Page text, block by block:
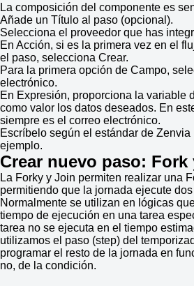
La composición del componente es
Añade un Título al paso (opcional).
Selecciona el proveedor que has
En Acción, si es la primera vez en el
el paso, selecciona Crear.
Para la primera opción de Campo,
electrónico.
En Expresión, proporciona la variable
como valor los datos deseados. En
siempre es el correo electrónico.
Escríbelo según el estándar de
ejemplo.
Crear nuevo paso: Fork
La Forky y Join permiten realizar una
permitiendo que la jornada ejecute
Normalmente se utilizan en lógicas
tiempo de ejecución en una tarea
tarea no se ejecuta en el tiempo
utilizamos el paso (step) del
programar el resto de la jornada en
no, de la condición.